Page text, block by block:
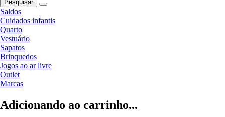
Pesquisar
Saldos
Cuidados infantis
Quarto
Vestuário
Sapatos
Brinquedos
Jogos ao ar livre
Outlet
Marcas
Adicionando ao carrinho...